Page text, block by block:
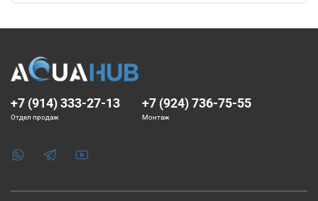
+7 (914) 333-27-13
Отдел продаж
+7 (924) 736-75-55
Монтаж